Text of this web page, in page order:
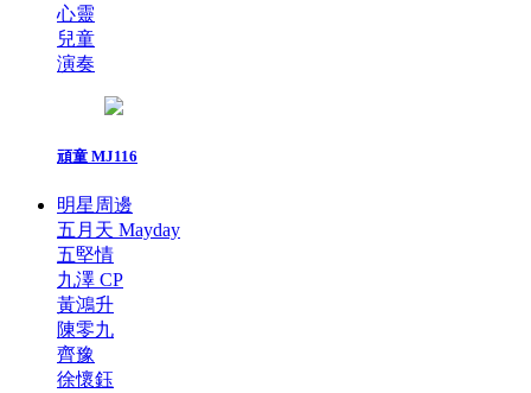
心靈
兒童
演奏
頑童 MJ116
明星周邊
五月天 Mayday
五堅情
九澤 CP
黃鴻升
陳零九
齊豫
徐懷鈺